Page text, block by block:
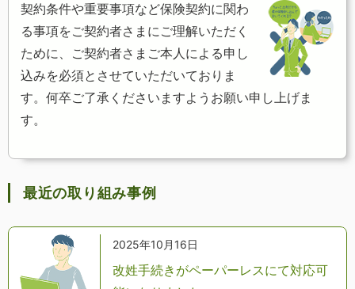
契約条件や重要事項など保険契約に関わ
る事項をご契約者さまにご理解いただく
ために、ご契約者さまご本人による申し
込みを必須とさせていただいておりま
す。何卒ご了承くださいますようお願い申し上げま
す。
最近の取り組み事例
2025年10月16日
改姓手続きがペーパーレスにて対応可